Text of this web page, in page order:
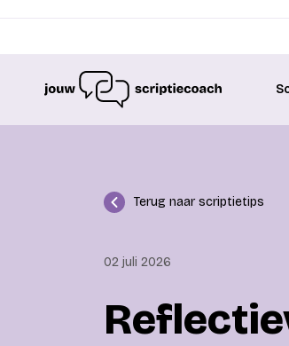
Terug naar scriptietips
02 juli 2026